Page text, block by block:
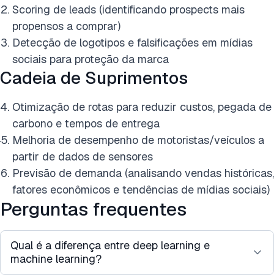
Scoring de leads (identificando prospects mais
propensos a comprar)
Detecção de logotipos e falsificações em mídias
sociais para proteção da marca
Cadeia de Suprimentos
Otimização de rotas para reduzir custos, pegada de
carbono e tempos de entrega
Melhoria de desempenho de motoristas/veículos a
partir de dados de sensores
Previsão de demanda (analisando vendas históricas,
fatores econômicos e tendências de mídias sociais)
Perguntas frequentes
Qual é a diferença entre deep learning e
machine learning?